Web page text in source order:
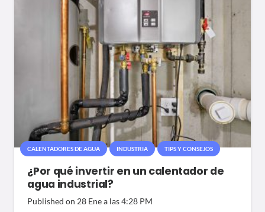
CALENTADORES DE AGUA INDUSTRIA TIPS Y CONSEJOS
¿Por qué invertir en un calentador de
agua industrial?
Published on28 Ene a las 4:28 PM